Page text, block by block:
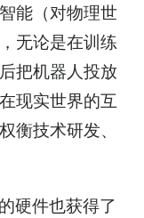
能（对物理世
无论是在训练
把机器人投放
现实世界的互
衡技术研发、
硬件也获得了